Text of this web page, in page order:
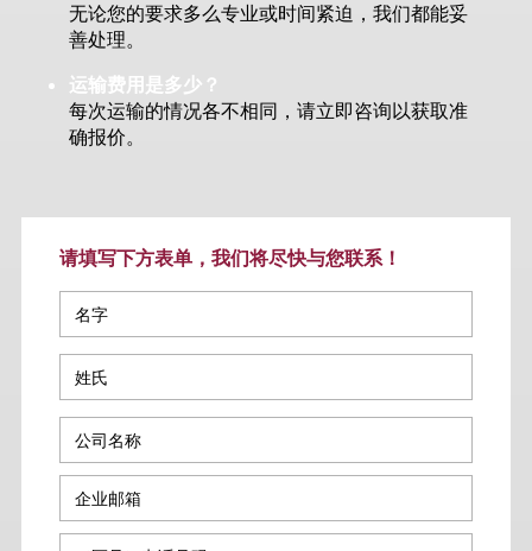
无论您的要求多么专业或时间紧迫，我们都能妥
善处理。
运输费用是多少？
每次运输的情况各不相同，请立即咨询以获取准
确报价。
请填写下方表单，我们将尽快与您联系！